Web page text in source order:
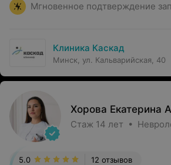
Мгновенное подтверждение
Клиника Каскад
Минск, ул. Кальварийская, 40
Хорова Екатерина
Стаж 14 лет •
12 отзывов
5.0